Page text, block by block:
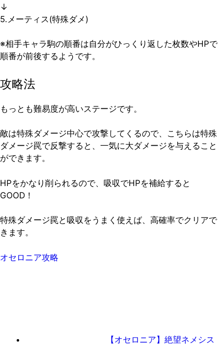
↓
5.メーティス(特殊ダメ)
※相手キャラ駒の順番は自分がひっくり返した枚数やHPで
順番が前後するようです。
攻略法
もっとも難易度が高いステージです。
敵は特殊ダメージ中心で攻撃してくるので、こちらは特殊
ダメージ罠で反撃すると、一気に大ダメージを与えること
ができます。
HPをかなり削られるので、吸収でHPを補給すると
GOOD！
特殊ダメージ罠と吸収をうまく使えば、高確率でクリアで
きます。
オセロニア攻略
【オセロニア】絶望ネメシス